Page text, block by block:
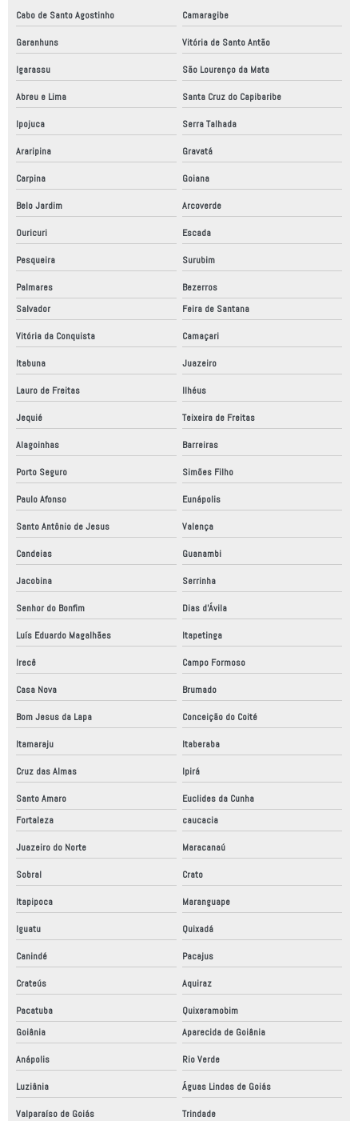
Cabo de Santo Agostinho Camaragibe
Garanhuns Vitória de Santo Antão
Igarassu São Lourenço da Mata
Abreu e Lima Santa Cruz do Capibaribe
Ipojuca Serra Talhada
Araripina Gravatá
Carpina Goiana
Belo Jardim Arcoverde
Ouricuri Escada
Pesqueira Surubim
Palmares
Bezerros
Salvador
Feira de Santana
Vitória da Conquista Camaçari
Itabuna Juazeiro
Lauro de Freitas Ilhéus
Jequié Teixeira de Freitas
Alagoinhas Barreiras
Porto Seguro Simões Filho
Paulo Afonso Eunápolis
Santo Antônio de Jesus Valença
Candeias Guanambi
Jacobina Serrinha
Senhor do Bonfim Dias d'Ávila
Luís Eduardo Magalhães Itapetinga
Irecê Campo Formoso
Casa Nova Brumado
Bom Jesus da Lapa Conceição do Coité
Itamaraju Itaberaba
Cruz das Almas Ipirá
Santo Amaro
Euclides da Cunha
Fortaleza
caucacia
Juazeiro do Norte Maracanaú
Sobral Crato
Itapipoca Maranguape
Iguatu Quixadá
Canindé Pacajus
Crateús Aquiraz
Pacatuba
Quixeramobim
Goiânia
Aparecida de Goiânia
Anápolis Rio Verde
Luziânia Águas Lindas de Goiás
Valparaíso de Goiás Trindade